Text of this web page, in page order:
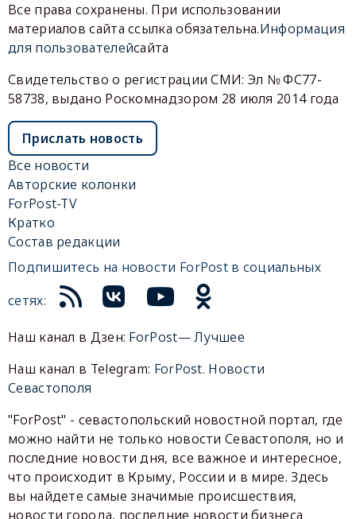
Все права сохранены. При использовании
материалов сайта ссылка обязательна.Информация
для пользователейсайта
Свидетельство о регистрации СМИ: Эл № ФС77-
58738, выдано Роскомнадзором 28 июля 2014 года
Прислать новость
Все новости
Авторские колонки
ForPost-TV
Кратко
Состав редакции
Подпишитесь на новости ForPost в социальных
сетях:
Наш канал в Дзен: ForPost— Лучшее
Наш канал в Telegram: ForPost. Новости
Севастополя
"ForPost" - севастопольский новостной портал, где
можно найти не только новости Севастополя, но и
последние новости дня, все важное и интересное,
что происходит в Крыму, России и в мире. Здесь
вы найдете самые значимые происшествия,
новости города, последние новости бизнеса